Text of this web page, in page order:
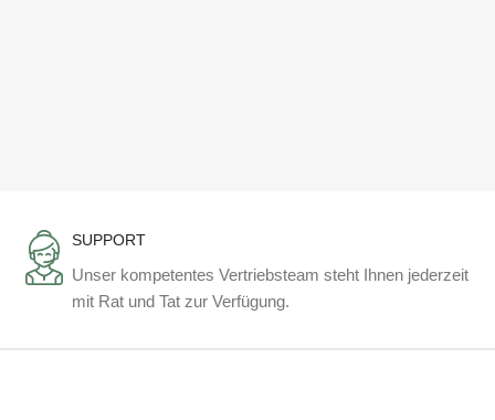
SUPPORT
Unser kompetentes Vertriebsteam steht Ihnen jederzeit
mit Rat und Tat zur Verfügung.